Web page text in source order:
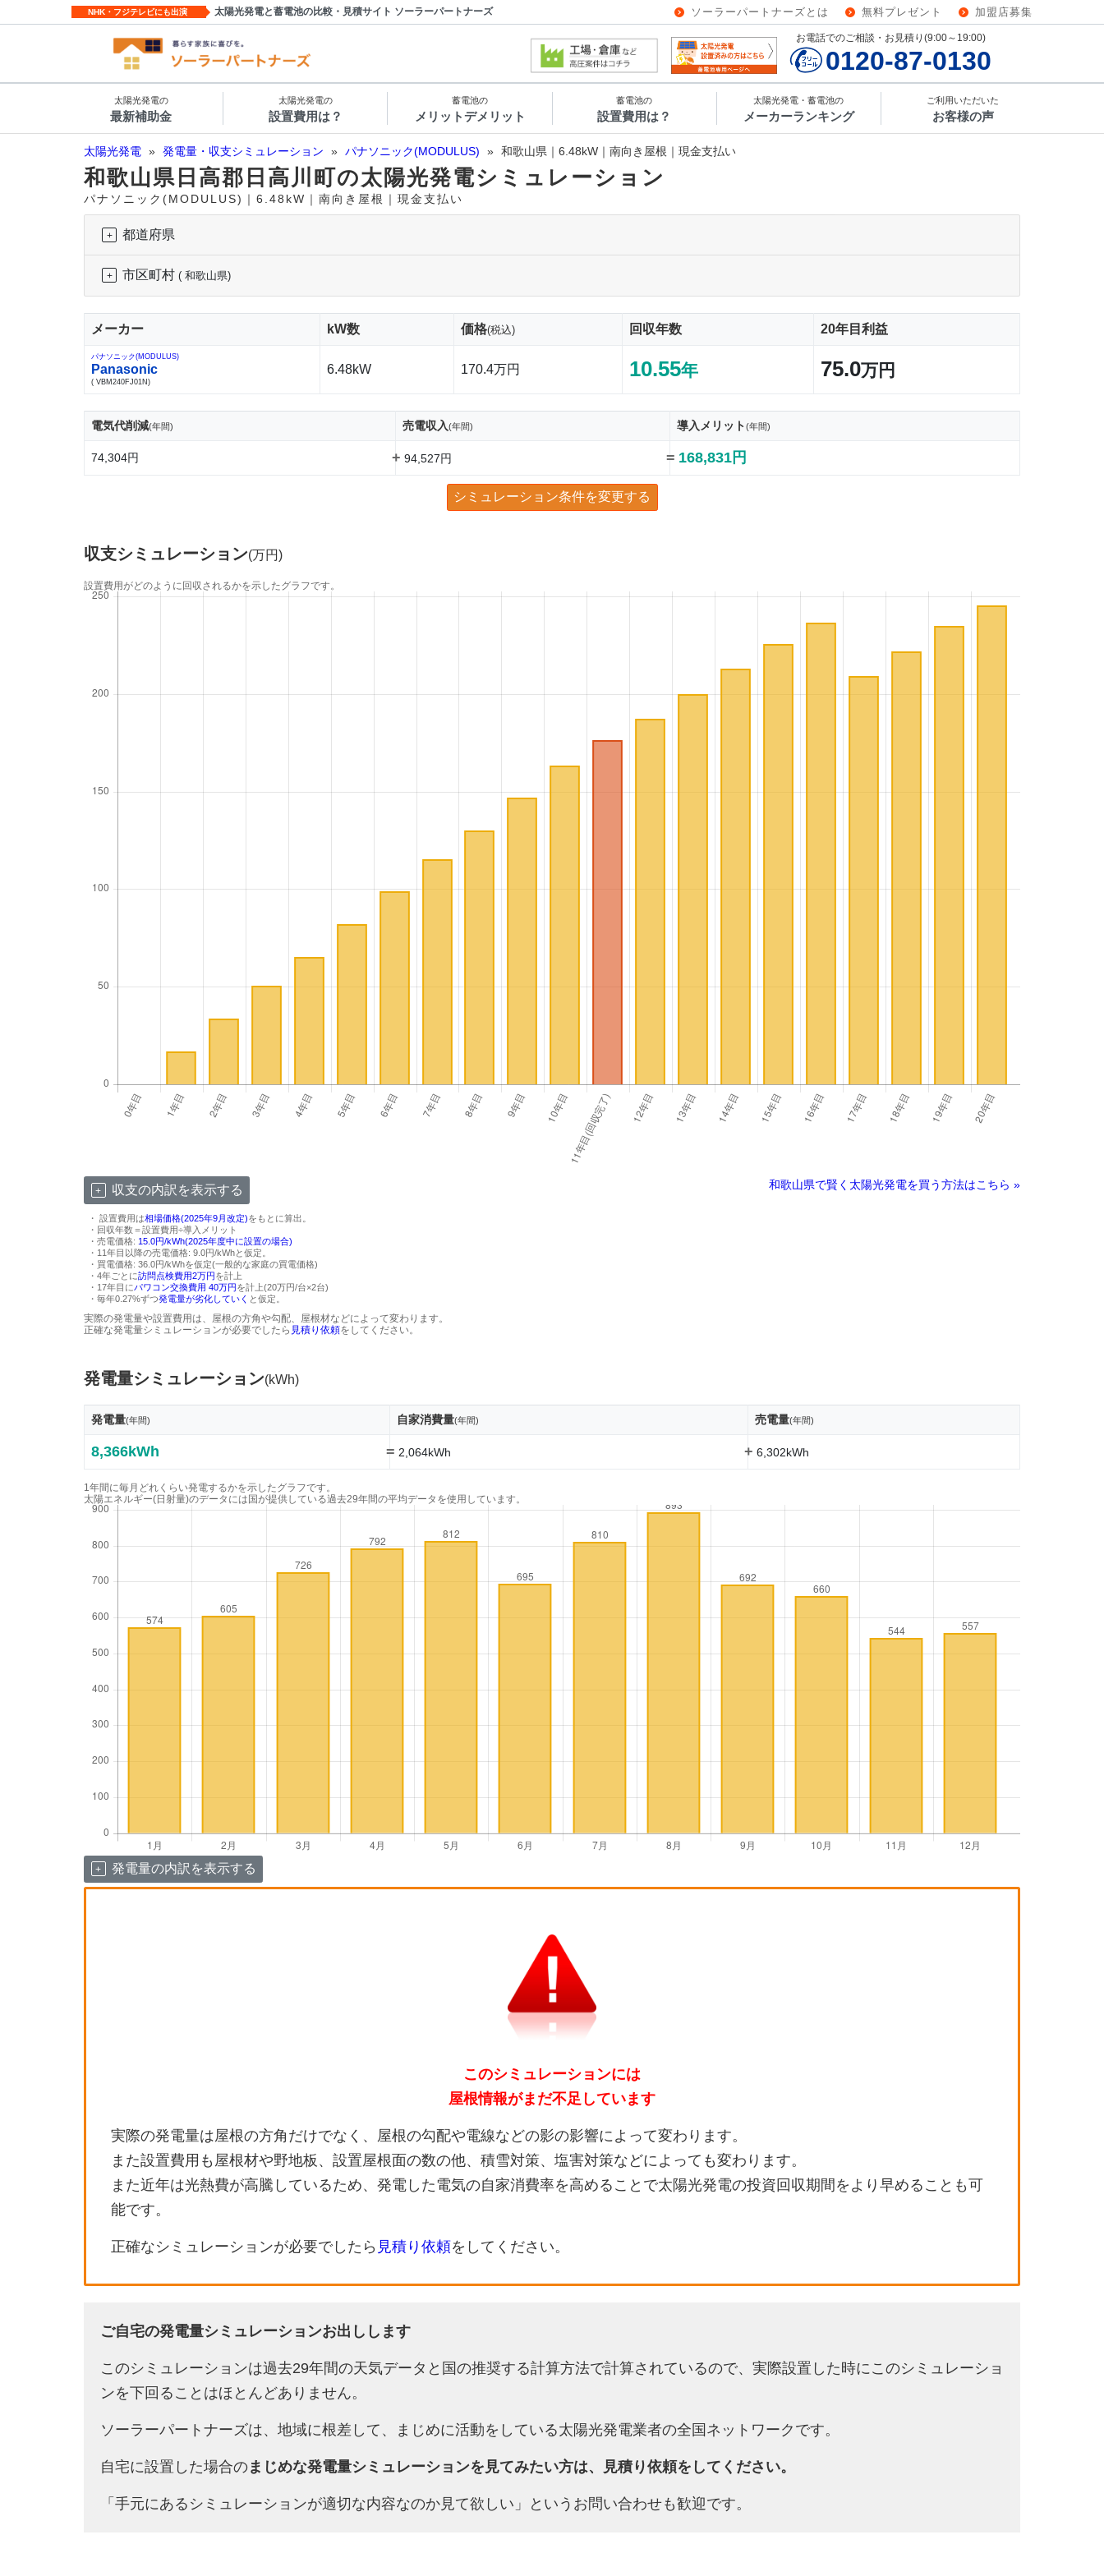
NHK・フジテレビにも出演 太陽光発電と蓄電池の比較・見積サイト ソーラーパートナーズ ソーラーパートナーズとは 無料プレゼント 加盟店募集
お電話でのご相談・お見積り(9:00～19:00)
0120-87-0130
太陽光発電の
最新補助金
太陽光発電の
設置費用は？
蓄電池の
メリットデメリット
蓄電池の
設置費用は？
太陽光発電・蓄電池の
メーカーランキング
ご利用いただいた
お客様の声
太陽光発電 » 発電量・収支シミュレーション » パナソニック(MODULUS) » 和歌山県｜6.48kW｜南向き屋根｜現金支払い
和歌山県日高郡日高川町の太陽光発電シミュレーション
パナソニック(MODULUS)｜6.48kW｜南向き屋根｜現金支払い
都道府県
市区町村 ( 和歌山県)
メーカー kW数 価格(税込) 回収年数 20年目利益
パナソニック(MODULUS)
Panasonic
( VBM240FJ01N)
6.48kW 170.4万円 10.55年 75.0万円
電気代削減(年間) 売電収入(年間) 導入メリット(年間)
74,304円 + 94,527円 = 168,831円
シミュレーション条件を変更する
収支シミュレーション(万円)
設置費用がどのように回収されるかを示したグラフです。
収支の内訳を表示する 和歌山県で賢く太陽光発電を買う方法はこちら »
・ 設置費用は相場価格(2025年9月改定)をもとに算出。
・回収年数＝設置費用÷導入メリット
・売電価格: 15.0円/kWh(2025年度中に設置の場合)
・11年目以降の売電価格: 9.0円/kWhと仮定。
・買電価格: 36.0円/kWhを仮定(一般的な家庭の買電価格)
・4年ごとに訪問点検費用2万円を計上
・17年目にパワコン交換費用 40万円を計上(20万円/台×2台)
・毎年0.27%ずつ発電量が劣化していく と仮定。
実際の発電量や設置費用は、屋根の方角や勾配、屋根材などによって変わります。
正確な発電量シミュレーションが必要でしたら 見積り依頼をしてください。
発電量シミュレーション(kWh)
発電量(年間) 自家消費量(年間) 売電量(年間)
8,366kWh = 2,064kWh + 6,302kWh
1年間に毎月どれくらい発電するかを示したグラフです。
太陽エネルギー(日射量)のデータには国が提供している過去29年間の平均データを使用しています。
発電量の内訳を表示する
このシミュレーションには
屋根情報がまだ不足しています
実際の発電量は屋根の方角だけでなく、屋根の勾配や電線などの影の影響によって変わります。
また設置費用も屋根材や野地板、設置屋根面の数の他、積雪対策、塩害対策などによっても変わります。
また近年は光熱費が高騰しているため、発電した電気の自家消費率を高めることで太陽光発電の投資回収期間をより早めることも可
能です。
正確なシミュレーションが必要でしたら 見積り依頼をしてください。
ご自宅の発電量シミュレーションお出しします
このシミュレーションは過去29年間の天気データと国の推奨する計算方法で計算されているので、実際設置した時にこのシミュレーショ
ンを下回ることはほとんどありません。
ソーラーパートナーズは、地域に根差して、まじめに活動をしている太陽光発電業者の全国ネットワークです。
自宅に設置した場合のまじめな発電量シミュレーションを見てみたい方は、見積り依頼をしてください。
「手元にあるシミュレーションが適切な内容なのか見て欲しい」というお問い合わせも歓迎です。